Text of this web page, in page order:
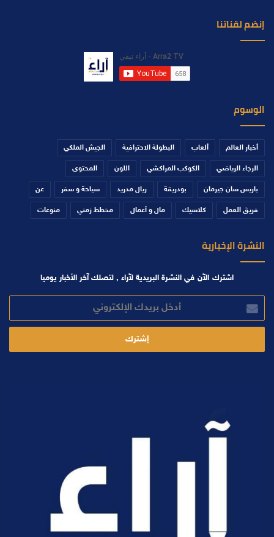
إنضم لقناتنا
الوسوم
أخبار العالم ألعاب البطولة الاحترافية الجيش الملكي
الرجاء الرياضي الكوكب المراكشي اللون المحتوى
باريس سان جيرمان بودريقة ريال مدريد سياحة و سفر عن
فريق العمل كلاسيك مال و أعمال مخطط زمني منوعات
النشرة الإخبارية
اشترك الآن في النشرة البريدية لآراء , لتصلك آخر الأخبار يوميا
بريدك
الإلكتروني